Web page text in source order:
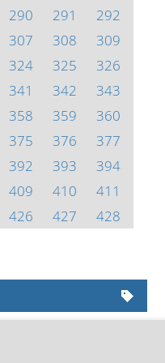
290 291
292
307 308
309
324 325
326
341 342
343
358 359
360
375 376
377
392 393
394
409 410
411
426 427
428